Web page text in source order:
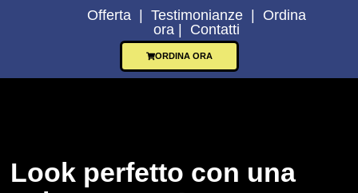
Offerta | Testimonianze | Ordina
ora
Contatti
ORDINA ORA
Look perfetto con una